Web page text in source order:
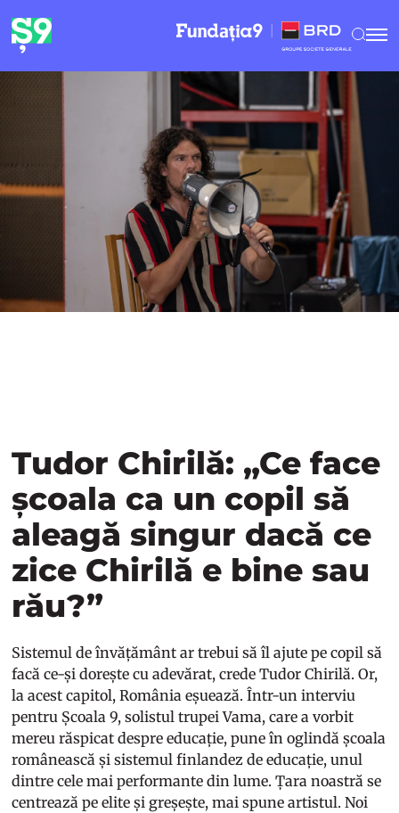
Tudor Chirilă: „Ce face
școala ca un copil să
aleagă singur dacă ce
zice Chirilă e bine sau
rău?”
Sistemul de învățământ ar trebui să îl ajute pe copil să
facă ce-și dorește cu adevărat, crede Tudor Chirilă. Or,
la acest capitol, România eșuează. Într-un interviu
pentru Școala 9, solistul trupei Vama, care a vorbit
mereu răspicat despre educație, pune în oglindă școala
românească și sistemul finlandez de educație, unul
dintre cele mai performante din lume. Țara noastră se
centrează pe elite și greșește, mai spune artistul. Noi